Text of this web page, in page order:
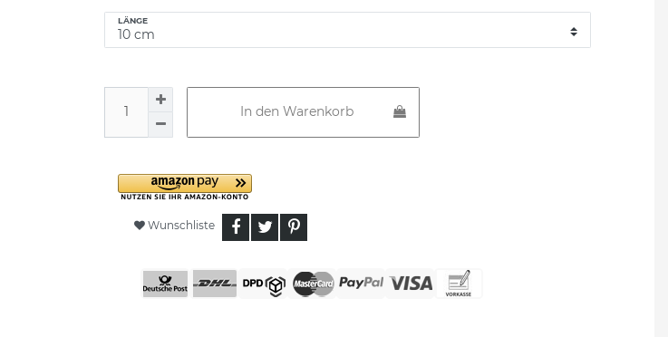
LÄNGE
In den Warenkorb
Wunschliste